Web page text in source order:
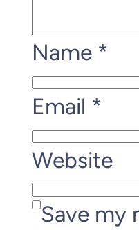
Name *
Email *
Website
Save my